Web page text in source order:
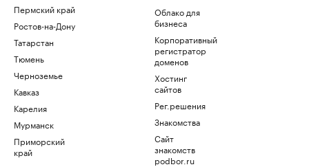
Пермский край
Ростов-на-Дону
Татарстан
Тюмень
Черноземье
Кавказ
Карелия
Мурманск
Приморский
край
Облако для
бизнеса
Корпоративный
регистратор
доменов
Хостинг
сайтов
Рег.решения
Знакомства
Сайт
знакомств
podbor.ru